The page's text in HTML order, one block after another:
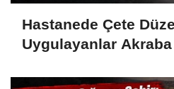
Hastanede Çete
Uygulayanlar